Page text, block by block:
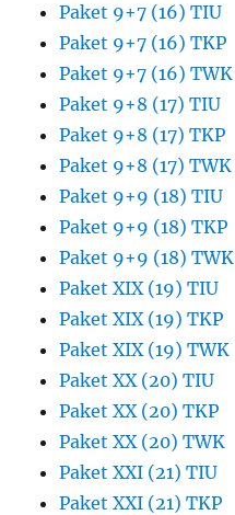
Paket 9+7 (16) TIU
Paket 9+7 (16) TKP
Paket 9+7 (16) TWK
Paket 9+8 (17) TIU
Paket 9+8 (17) TKP
Paket 9+8 (17) TWK
Paket 9+9 (18) TIU
Paket 9+9 (18) TKP
Paket 9+9 (18) TWK
Paket XIX (19) TIU
Paket XIX (19) TKP
Paket XIX (19) TWK
Paket XX (20) TIU
Paket XX (20) TKP
Paket XX (20) TWK
Paket XXI (21) TIU
Paket XXI (21) TKP